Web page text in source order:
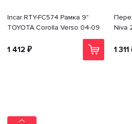
Incar RTY-FC574 Рамка 9"
TOYOTA Corolla Verso 04-09
1 412 ₽
Niva
1 311